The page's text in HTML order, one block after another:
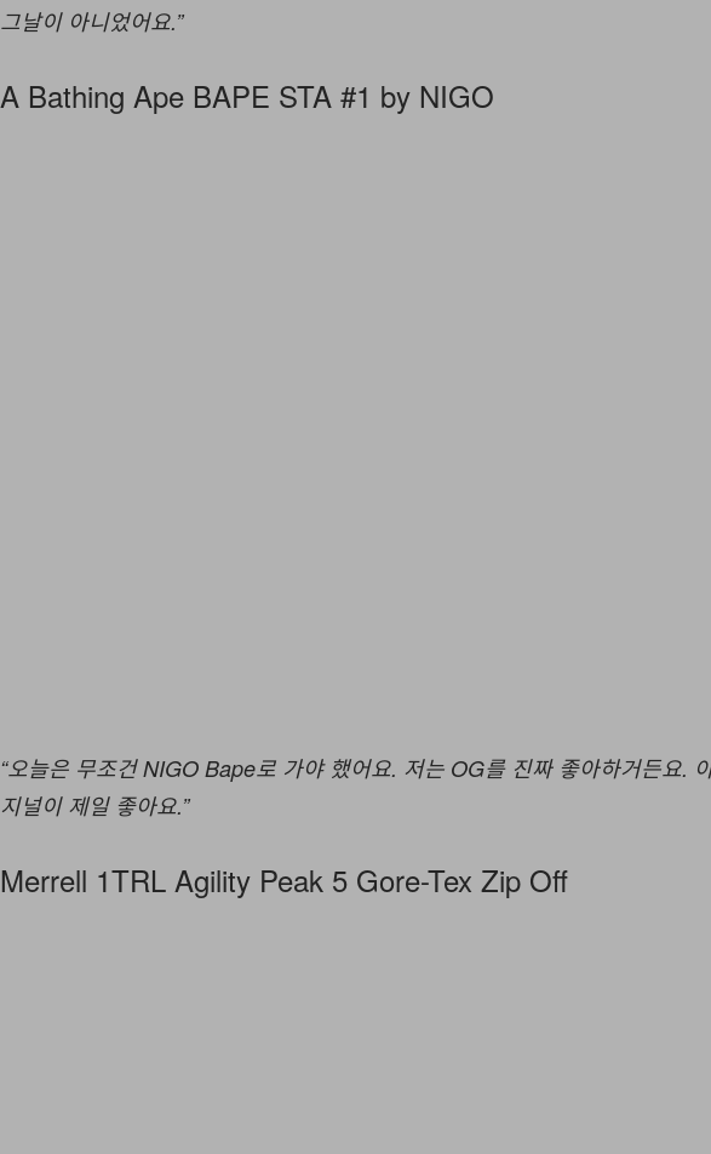
그날이 아니었어요.”
A Bathing Ape BAPE STA #1 by NIGO
“오늘은 무조건 NIGO Bape로 가야 했어요. 저는 OG를 진짜 좋아하거든요.
지널이 제일 좋아요.”
Merrell 1TRL Agility Peak 5 Gore-Tex Zip Off